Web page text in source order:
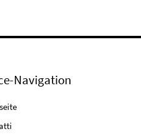
Navigation